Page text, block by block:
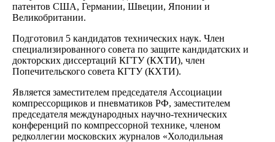
патентов США, Германии, Швеции, Японии и
Великобритании.
Подготовил 5 кандидатов технических наук. Член
специализированного совета по защите кандидатских и
докторских диссертаций КГТУ (КХТИ), член
Попечительского совета КГТУ (КХТИ).
Является заместителем председателя Ассоциации
компрессорщиков и пневматиков РФ, заместителем
председателя международных научно-технических
конференций по компрессорной технике, членом
редколлегии московских журналов «Холодильная